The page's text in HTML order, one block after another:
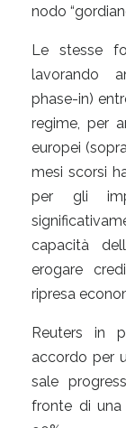
nodo
Le stesse
lavorando
phase-in)
regime, per
europei
mesi scorsi
per gli
capacità
erogare
ripresa
Reuters in
accordo per
sale
fronte di